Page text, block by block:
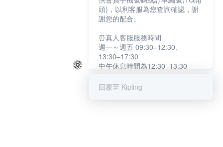
頭)，以利客服為您查詢確認，謝
謝您的配合。
⏰真人客服服務時間
週一～週五 09:30–12:30、
13:30–17:30
中午休息時間為12:30–13:30
提醒您：系統會自動已讀訊息，如
回覆至 Kipling